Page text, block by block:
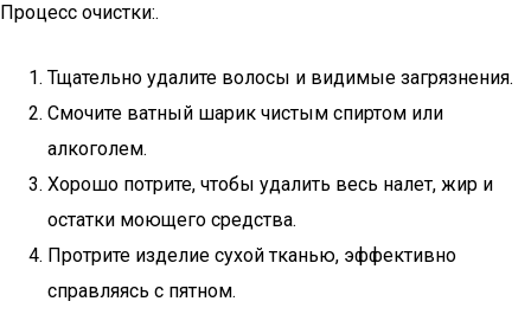
Процесс очистки:.
Тщательно удалите волосы и видимые загрязнения.
Смочите ватный шарик чистым спиртом или
алкоголем.
Хорошо потрите, чтобы удалить весь налет, жир и
остатки моющего средства.
Протрите изделие сухой тканью, эффективно
справляясь с пятном.